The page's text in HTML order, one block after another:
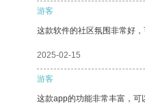
游客
这款软件的社区氛围非常好
2025-02-15
游客
这款app的功能非常丰富，可